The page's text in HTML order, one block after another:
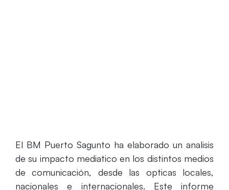
El BM Puerto Sagunto ha elaborado un analisis
de su impacto mediatico en los distintos medios
de comunicación, desde las opticas locales,
nacionales e internacionales. Este informe